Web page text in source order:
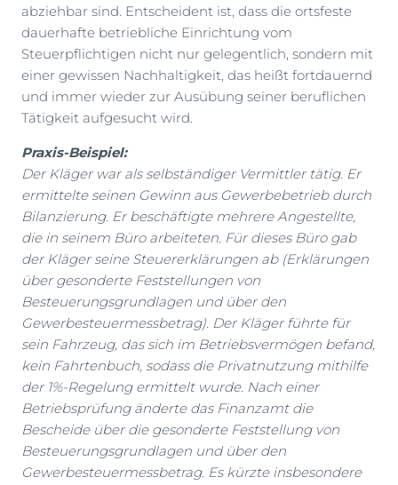
abziehbar sind. Entscheident ist, dass die ortsfeste
dauerhafte betriebliche Einrichtung vom
Steuerpflichtigen nicht nur gelegentlich, sondern mit
einer gewissen Nachhaltigkeit, das heißt fortdauernd
und immer wieder zur Ausübung seiner beruflichen
Tätigkeit aufgesucht wird.
Praxis-Beispiel:
Der Kläger war als selbständiger Vermittler tätig. Er
ermittelte seinen Gewinn aus Gewerbebetrieb durch
Bilanzierung. Er beschäftigte mehrere Angestellte,
die in seinem Büro arbeiteten. Für dieses Büro gab
der Kläger seine Steuererklärungen ab (Erklärungen
über gesonderte Feststellungen von
Besteuerungsgrundlagen und über den
Gewerbesteuermessbetrag). Der Kläger führte für
sein Fahrzeug, das sich im Betriebsvermögen befand,
kein Fahrtenbuch, sodass die Privatnutzung mithilfe
der 1%-Regelung ermittelt wurde. Nach einer
Betriebsprüfung änderte das Finanzamt die
Bescheide über die gesonderte Feststellung von
Besteuerungsgrundlagen und über den
Gewerbesteuermessbetrag. Es kürzte insbesondere